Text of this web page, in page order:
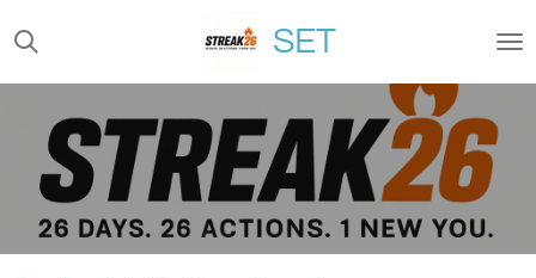
Ga
direct
naar
hoofdinhoud
SET